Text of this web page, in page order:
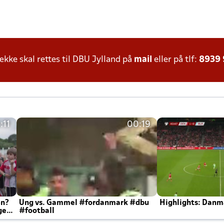
skal rettes til DBU Jylland på mail eller på tlf: 8939
00:19
Ung vs. Gammel #fordanmark #dbu
#football
Highlights: